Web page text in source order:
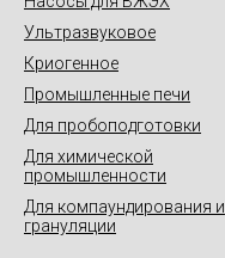
Ультразвуковое
Криогенное
Промышленные печи
Для пробоподготовки
Для химической
промышленности
Для компаундирования и
грануляции